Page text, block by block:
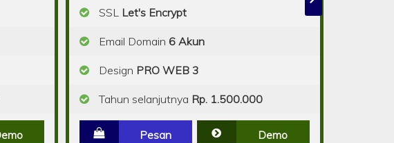
SSL Let's Encrypt
Email Domain 6 Akun
Design PRO WEB 3
Tahun selanjutnya Rp. 1.500.000
Pesan Demo